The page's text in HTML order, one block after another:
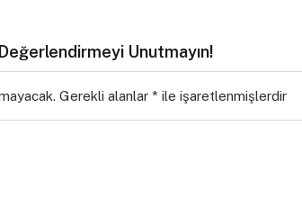
Unutmayın!
Gerekli alanlar * ile işaretlenmişlerdir